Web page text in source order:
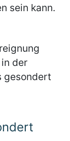
sein kann.
der
gesondert